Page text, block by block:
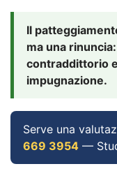
Il
ma una
contraddittorio
impugnazione.
Serve una
669 3954 —